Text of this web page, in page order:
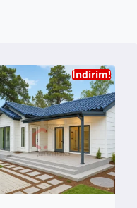
İndirim!